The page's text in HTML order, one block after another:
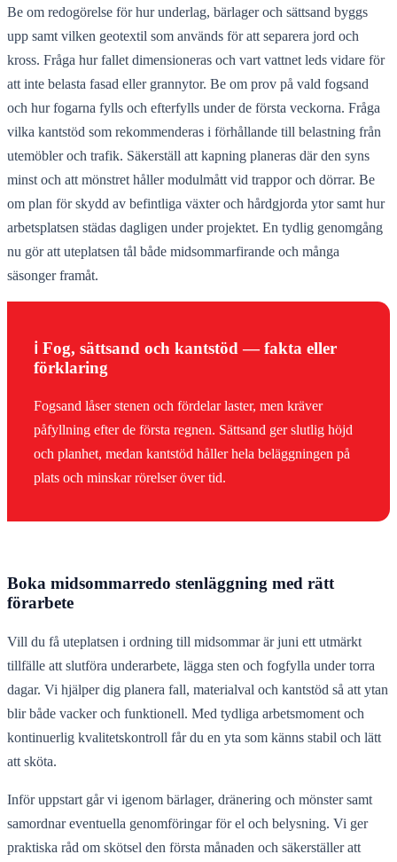
Be om redogörelse för hur underlag, bärlager och sättsand byggs
upp samt vilken geotextil som används för att separera jord och
kross. Fråga hur fallet dimensioneras och vart vattnet leds vidare för
att inte belasta fasad eller grannytor. Be om prov på vald fogsand
och hur fogarna fylls och efterfylls under de första veckorna. Fråga
vilka kantstöd som rekommenderas i förhållande till belastning från
utemöbler och trafik. Säkerställ att kapning planeras där den syns
minst och att mönstret håller modulmått vid trappor och dörrar. Be
om plan för skydd av befintliga växter och hårdgjorda ytor samt hur
arbetsplatsen städas dagligen under projektet. En tydlig genomgång
nu gör att uteplatsen tål både midsommarfirande och många
säsonger framåt.
ℹ️ Fog, sättsand och kantstöd — fakta eller
förklaring
Fogsand låser stenen och fördelar laster, men kräver
påfyllning efter de första regnen. Sättsand ger slutlig höjd
och planhet, medan kantstöd håller hela beläggningen på
plats och minskar rörelser över tid.
Boka midsommarredo stenläggning med rätt
förarbete
Vill du få uteplatsen i ordning till midsommar är juni ett utmärkt
tillfälle att slutföra underarbete, lägga sten och fogfylla under torra
dagar. Vi hjälper dig planera fall, materialval och kantstöd så att ytan
blir både vacker och funktionell. Med tydliga arbetsmoment och
kontinuerlig kvalitetskontroll får du en yta som känns stabil och lätt
att sköta.
Inför uppstart går vi igenom bärlager, dränering och mönster samt
samordnar eventuella genomföringar för el och belysning. Vi ger
praktiska råd om skötsel den första månaden och säkerställer att